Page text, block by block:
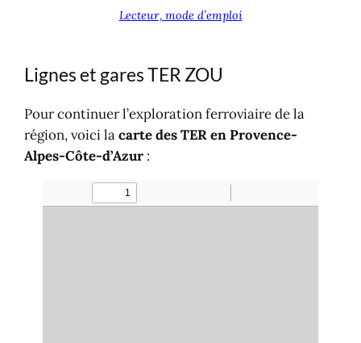
Lecteur, mode d’emploi
Lignes et gares TER ZOU
Pour continuer l’exploration ferroviaire de la
région, voici lacarte des TER en Provence-
Alpes-Côte-d’Azur :